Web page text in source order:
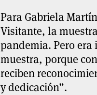
Para Gabriela
Visitante, la
pandemia. Pero
muestra, porque
reciben
y dedicación”.